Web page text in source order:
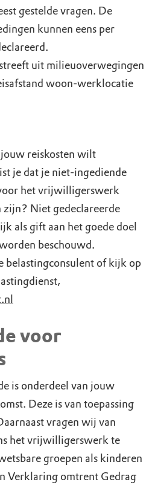
gestelde vragen. De
kunnen eens per
uit milieuoverwegingen
woon-werklocatie
jouw reiskosten wilt
je dat je niet-ingediende
het vrijwilligerswerk
Niet gedeclareerde
als gift aan het goede doel
beschouwd.
belastingconsulent of kijk op
voor
is onderdeel van jouw
Deze is van toepassing
vragen wij van
het vrijwilligerswerk te
groepen als kinderen
Verklaring omtrent Gedrag